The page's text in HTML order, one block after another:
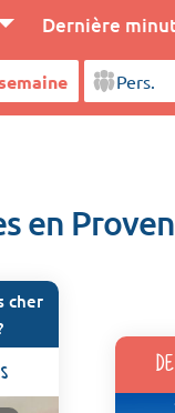
Dernière
en
cher